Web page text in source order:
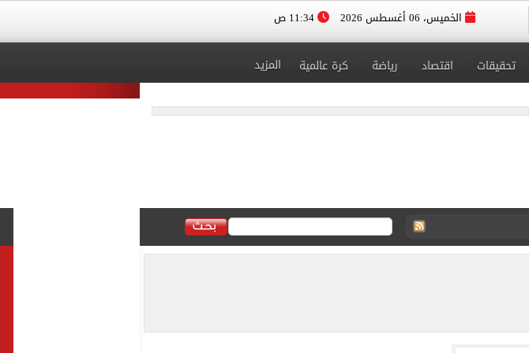
الخميس، 06 أغسطس 2026
تحقيقات اقتصاد رياضة كرة عالمية المزيد